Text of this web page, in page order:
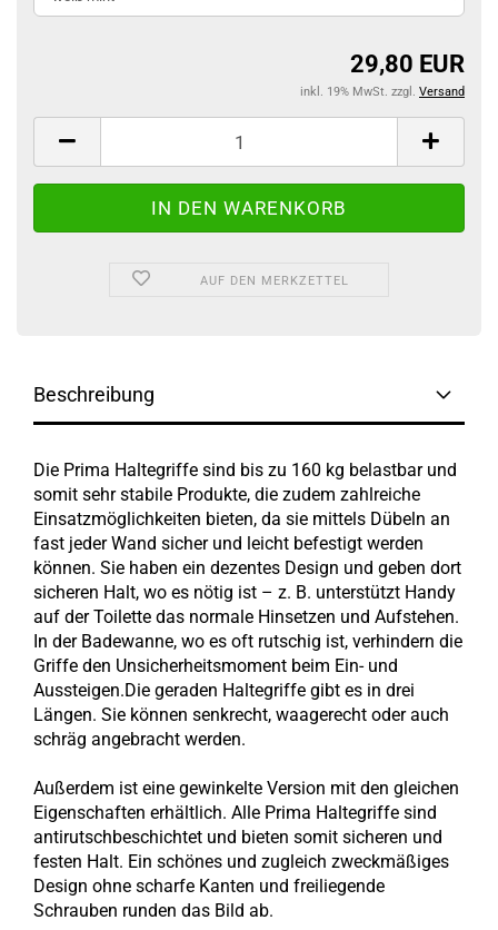
29,80 EUR
inkl. 19% MwSt. zzgl. Versand
AUF DEN MERKZETTEL
Beschreibung
Die Prima Haltegriffe sind bis zu 160 kg belastbar und
somit sehr stabile Produkte, die zudem zahlreiche
Einsatzmöglichkeiten bieten, da sie mittels Dübeln an
fast jeder Wand sicher und leicht befestigt werden
können. Sie haben ein dezentes Design und geben dort
sicheren Halt, wo es nötig ist – z. B. unterstützt Handy
auf der Toilette das normale Hinsetzen und Aufstehen.
In der Badewanne, wo es oft rutschig ist, verhindern die
Griffe den Unsicherheitsmoment beim Ein- und
Aussteigen.Die geraden Haltegriffe gibt es in drei
Längen. Sie können senkrecht, waagerecht oder auch
schräg angebracht werden.
Außerdem ist eine gewinkelte Version mit den gleichen
Eigenschaften erhältlich. Alle Prima Haltegriffe sind
antirutschbeschichtet und bieten somit sicheren und
festen Halt. Ein schönes und zugleich zweckmäßiges
Design ohne scharfe Kanten und freiliegende
Schrauben runden das Bild ab.